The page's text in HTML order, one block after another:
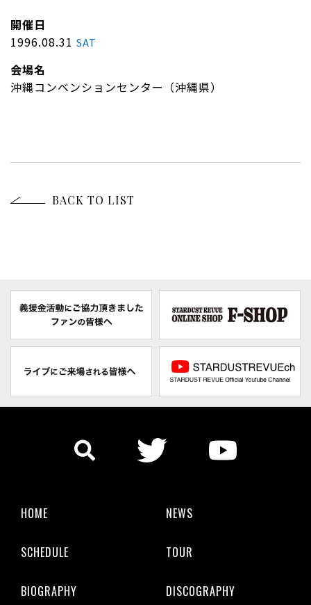
開催日
1996.08.31 SAT
会場名
沖縄コンベンションセンター（沖縄県）
BACK TO LIST
HOME NEWS
SCHEDULE TOUR
BIOGRAPHY DISCOGRAPHY